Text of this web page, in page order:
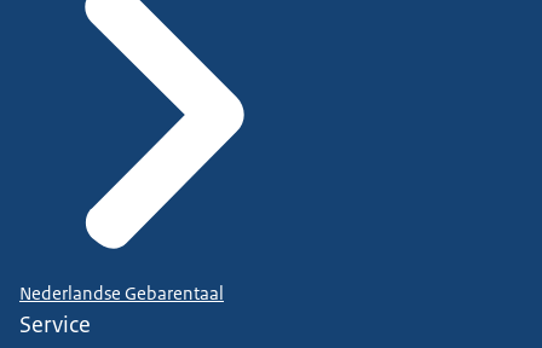
Nederlandse Gebarentaal
Service